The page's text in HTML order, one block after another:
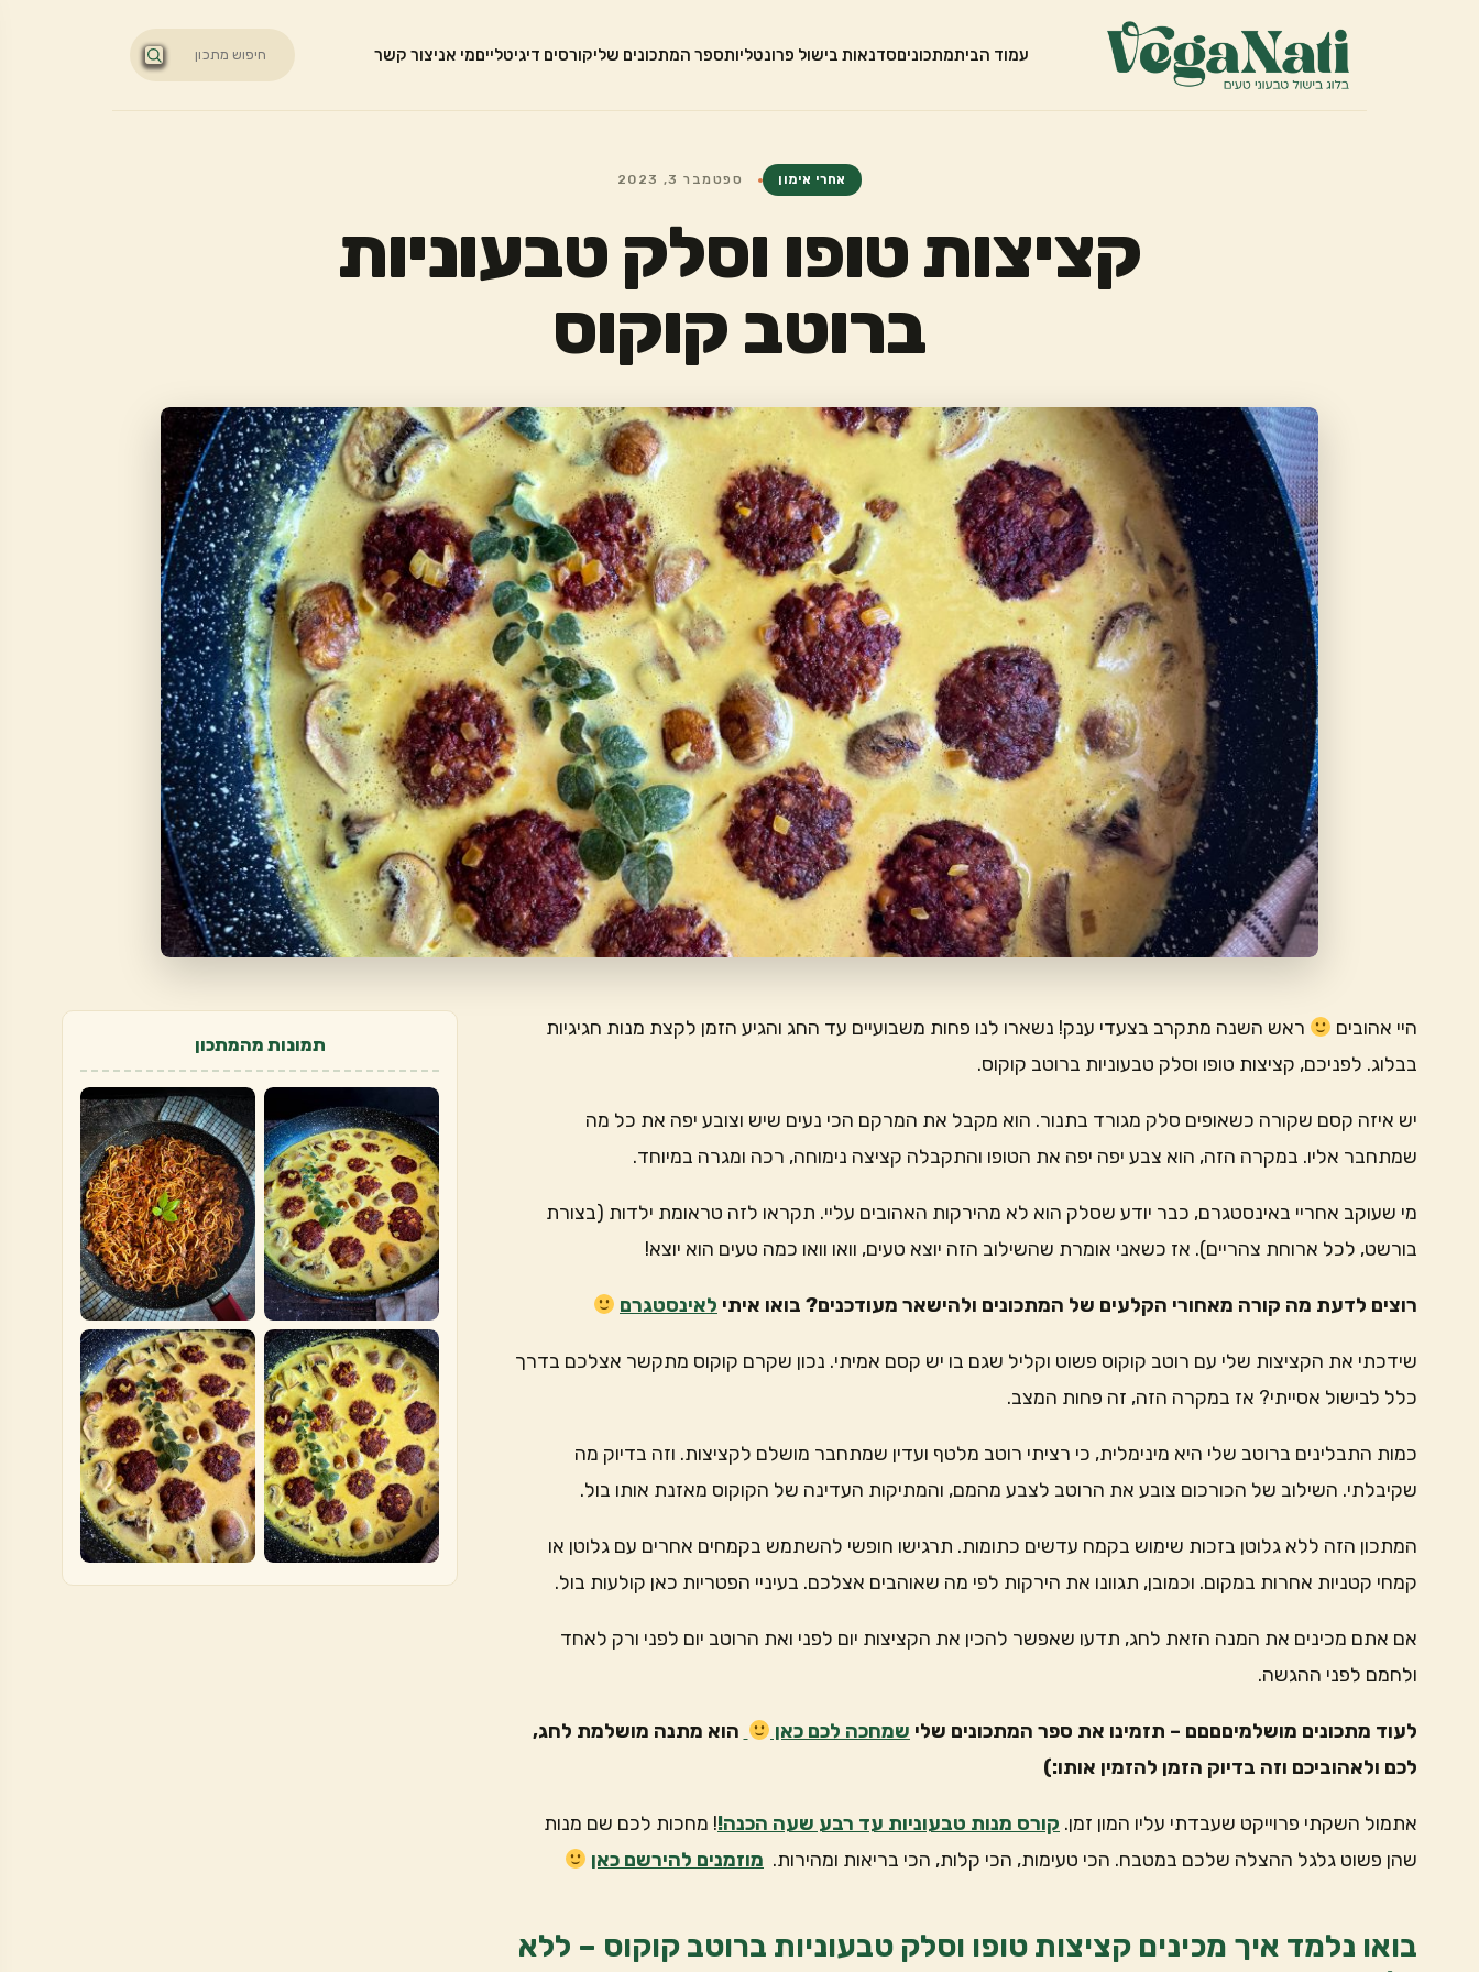
עמוד הביתמתכוניםסדנאות בישול פרונטליותספר המתכונים שליקורסים דיגיטלייםמי אניצור קשר
אחרי אימון ספטמבר 3, 2023
קציצות טופו וסלק טבעוניות
ברוטב קוקוס
היי אהובים
ראש השנה מתקרב בצעדי ענק! נשארו לנו פחות משבועיים עד החג והגיע הזמן לקצת מנות חגיגיות
בבלוג. לפניכם, קציצות טופו וסלק טבעוניות ברוטב קוקוס.
יש איזה קסם שקורה כשאופים סלק מגורד בתנור. הוא מקבל את המרקם הכי נעים שיש וצובע יפה את כל מה
שמתחבר אליו. במקרה הזה, הוא צבע יפה יפה את הטופו והתקבלה קציצה נימוחה, רכה ומגרה במיוחד.
מי שעוקב אחריי באינסטגרם, כבר יודע שסלק הוא לא מהירקות האהובים עליי. תקראו לזה טראומת ילדות (בצורת
בורשט, לכל ארוחת צהריים). אז כשאני אומרת שהשילוב הזה יוצא טעים, וואו וואו כמה טעים הוא יוצא!
רוצים לדעת מה קורה מאחורי הקלעים של המתכונים ולהישאר מעודכנים? בואו איתי לאינסטגרם
שידכתי את הקציצות שלי עם רוטב קוקוס פשוט וקליל שגם בו יש קסם אמיתי. נכון שקרם קוקוס מתקשר אצלכם בדרך
כלל לבישול אסייתי? אז במקרה הזה, זה פחות המצב.
כמות התבלינים ברוטב שלי היא מינימלית, כי רציתי רוטב מלטף ועדין שמתחבר מושלם לקציצות. וזה בדיוק מה
שקיבלתי. השילוב של הכורכום צובע את הרוטב לצבע מהמם, והמתיקות העדינה של הקוקוס מאזנת אותו בול.
המתכון הזה ללא גלוטן בזכות שימוש בקמח עדשים כתומות. תרגישו חופשי להשתמש בקמחים אחרים עם גלוטן או
קמחי קטניות אחרות במקום. וכמובן, תגוונו את הירקות לפי מה שאוהבים אצלכם. בעיניי הפטריות כאן קולעות בול.
אם אתם מכינים את המנה הזאת לחג, תדעו שאפשר להכין את הקציצות יום לפני ואת הרוטב יום לפני ורק לאחד
ולחמם לפני ההגשה.
לעוד מתכונים מושלמיםםםם – תזמינו את ספר המתכונים שלי שמחכה לכם כאן
הוא מתנה מושלמת לחג,
לכם ולאהוביכם וזה בדיוק הזמן להזמין אותו:)
אתמול השקתי פרוייקט שעבדתי עליו המון זמן. קורס מנות טבעוניות עד רבע שעה הכנה!! מחכות לכם שם מנות
שהן פשוט גלגל ההצלה שלכם במטבח. הכי טעימות, הכי קלות, הכי בריאות ומהירות. מוזמנים להירשם כאן
בואו נלמד איך מכינים קציצות טופו וסלק טבעוניות ברוטב קוקוס – ללא
תמונות מהמתכון